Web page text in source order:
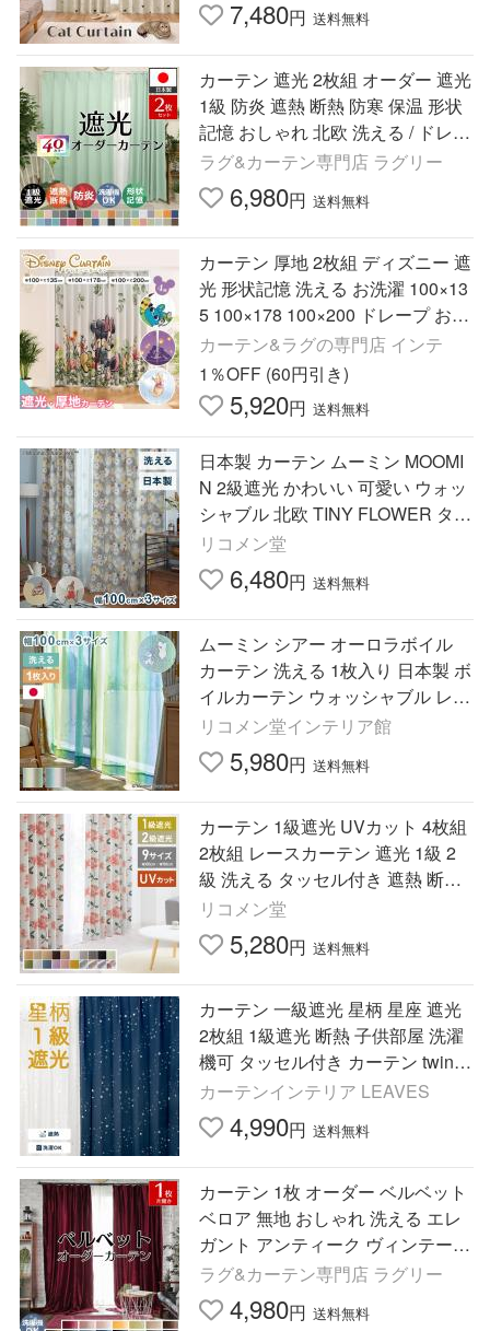
7,480円 送料無料
カーテン 遮光 2枚組 オーダー 遮光
1級 防炎 遮熱 断熱 防寒 保温 形状
記憶 おしゃれ 北欧 洗える / ドレー
プカーテン フローラル 両開き 2枚
セット
ラグ&カーテン専門店 ラグリー
6,980円 送料無料
カーテン 厚地 2枚組 ディズニー 遮
光 形状記憶 洗える お洗濯 100×13
5 100×178 100×200 ドレープ おし
ゃれ かわいい 2枚セット
カーテン&ラグの専門店 インテ
1％OFF (60円引き)
5,920円 送料無料
日本製 カーテン ムーミン MOOMI
N 2級遮光 かわいい 可愛い ウォッ
シャブル 北欧 TINY FLOWER タイ
ニーフラワー 代引不可
リコメン堂
6,480円 送料無料
ムーミン シアー オーロラボイル
カーテン 洗える 1枚入り 日本製 ボ
イルカーテン ウォッシャブル レー
スカーテン 幅100 丈133 176 198
MOOMIN 代引不可
リコメン堂インテリア館
5,980円 送料無料
カーテン 1級遮光 UVカット 4枚組
2枚組 レースカーテン 遮光 1級 2
級 洗える タッセル付き 遮熱 断熱
北欧 おしゃれ すぐに使える 保温
リコメン堂
5,280円 送料無料
カーテン 一級遮光 星柄 星座 遮光
2枚組 1級遮光 断熱 子供部屋 洗濯
機可 タッセル付き カーテン twinkl
e（トゥインクル）
カーテンインテリア LEAVES
4,990円 送料無料
カーテン 1枚 オーダー ベルベット
ベロア 無地 おしゃれ 洗える エレ
ガント アンティーク ヴィンテージ
北欧 断熱 / シャビーベルベット 片
開き
ラグ&カーテン専門店 ラグリー
4,980円 送料無料